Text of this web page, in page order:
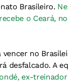
Brasileiro.
o Ceará,
no
desfalcado. A
ex-